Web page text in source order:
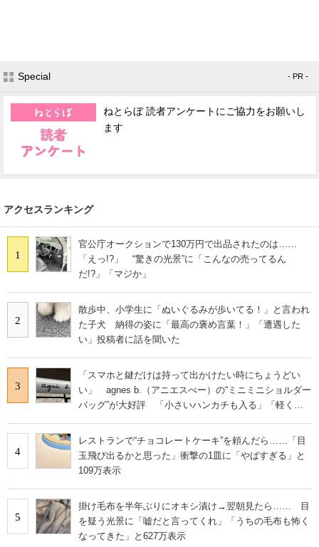
Special - PR -
ねとらぼ 読者アンケートにご協力をお願いし
ます
アクセスランキング
1
官公庁オークションで130万円で出品されたのは……
「えっ!?」 “驚きの光景”に「こんなの売ってるん
だ!?」「マジか」
2
散歩中、小学生に「ぬいぐるみが歩いてる！」と言われ
た子犬 納得の姿に「最高の褒め言葉！」「遭遇した
い」投稿者に話を聞いた
3
「スマホと鍵だけは持って出かけたい時にちょうどい
い」 agnes b.（アニエスべー）の“ミニミニショルダー
バッグ”が大好評 「小さいハンカチも入る」「軽くて
4
レストランで“チョコレートケーキ”を頼んだら……「目
玉飛び出るかと思った」衝撃の1皿に「やばすぎる」と
109万表示
5
掛け毛布を半年ぶりにオキシ漬け→翌朝見たら…… 目
を疑う光景に「嘘だと言ってくれ」「うちの毛布も怖く
なってきた」と627万表示